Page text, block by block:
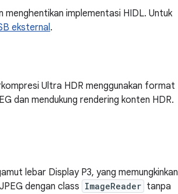
menghentikan implementasi HIDL. Untuk
eksternal.
Ultra HDR menggunakan format
dan mendukung rendering konten HDR.
lebar Display P3, yang memungkinkan
dengan class ImageReader tanpa